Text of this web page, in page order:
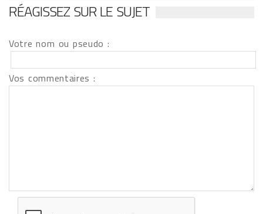
RÉAGISSEZ SUR LE SUJET
Votre nom ou pseudo :
Vos commentaires :